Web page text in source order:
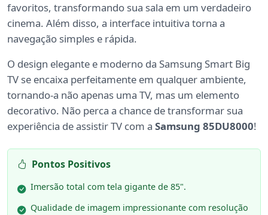
favoritos, transformando sua sala em um verdadeiro
cinema. Além disso, a interface intuitiva torna a
navegação simples e rápida.
O design elegante e moderno da Samsung Smart Big
TV se encaixa perfeitamente em qualquer ambiente,
tornando-a não apenas uma TV, mas um elemento
decorativo. Não perca a chance de transformar sua
experiência de assistir TV com a Samsung 85DU8000!
Pontos Positivos
Imersão total com tela gigante de 85".
Qualidade de imagem impressionante com resolução